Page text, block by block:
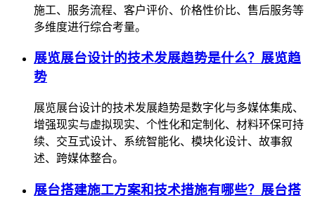
施工、服务流程、客户评价、价格性价比、售后服务等
多维度进行综合考量。
展览展台设计的技术发展趋势是什么？展览趋
势
展览展台设计的技术发展趋势是数字化与多媒体集成、
增强现实与虚拟现实、个性化和定制化、材料环保可持
续、交互式设计、系统智能化、模块化设计、故事叙
述、跨媒体整合。
展台搭建施工方案和技术措施有哪些？展台搭